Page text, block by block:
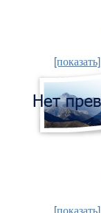
[показать]